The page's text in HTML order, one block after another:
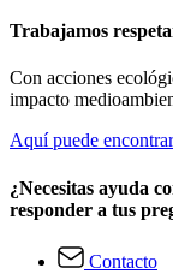
Trabajamos
Con acciones
impacto
Aquí puede
¿Necesitas ayuda
responder a tus
Contacto